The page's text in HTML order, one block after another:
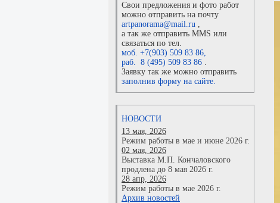
Свои предложения и фото работ
можно отправить на почту
artpanorama@mail.ru ,
а так же отправить MMS или
связаться по тел.
моб. +7(903) 509 83 86,
раб. 8 (495) 509 83 86 .
Заявку так же можно отправить
заполнив форму на сайте.
НОВОСТИ
13 мая, 2026
Режим работы в мае и июне 2026 г.
02 мая, 2026
Выставка М.П. Кончаловского
продлена до 8 мая 2026 г.
28 апр, 2026
Режим работы в мае 2026 г.
Архив новостей